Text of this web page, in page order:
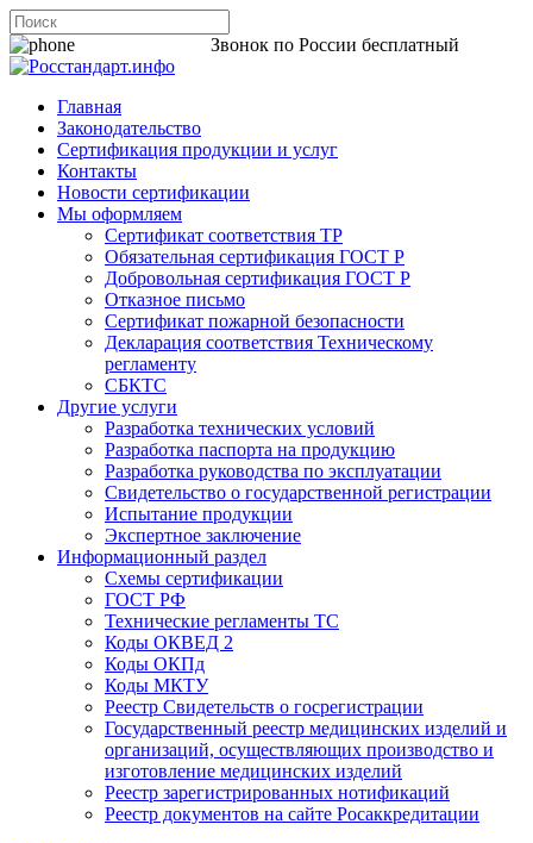
Звонок по России бесплатный
Главная
Законодательство
Сертификация продукции и услуг
Контакты
Новости сертификации
Мы оформляем
Сертификат соответствия ТР
Обязательная сертификация ГОСТ Р
Добровольная сертификация ГОСТ Р
Отказное письмо
Сертификат пожарной безопасности
Декларация соответствия Техническому
регламенту
СБКТС
Другие услуги
Разработка технических условий
Разработка паспорта на продукцию
Разработка руководства по эксплуатации
Свидетельство о государственной регистрации
Испытание продукции
Экспертное заключение
Информационный раздел
Схемы сертификации
ГОСТ РФ
Технические регламенты ТС
Коды ОКВЕД 2
Коды ОКПд
Коды МКТУ
Реестр Свидетельств о госрегистрации
Государственный реестр медицинских изделий и
организаций, осуществляющих производство и
изготовление медицинских изделий
Реестр зарегистрированных нотификаций
Реестр документов на сайте Росаккредитации